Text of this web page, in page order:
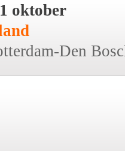
oktober
Den